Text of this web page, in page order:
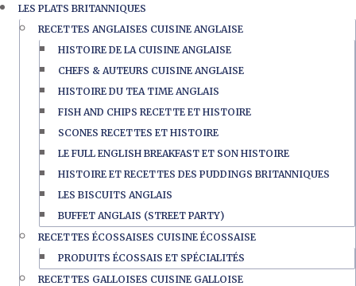
LES PLATS BRITANNIQUES
RECETTES ANGLAISES CUISINE ANGLAISE
HISTOIRE DE LA CUISINE ANGLAISE
CHEFS & AUTEURS CUISINE ANGLAISE
HISTOIRE DU TEA TIME ANGLAIS
FISH AND CHIPS RECETTE ET HISTOIRE
SCONES RECETTES ET HISTOIRE
LE FULL ENGLISH BREAKFAST ET SON HISTOIRE
HISTOIRE ET RECETTES DES PUDDINGS BRITANNIQUES
LES BISCUITS ANGLAIS
BUFFET ANGLAIS (STREET PARTY)
RECETTES ÉCOSSAISES CUISINE ÉCOSSAISE
PRODUITS ÉCOSSAIS ET SPÉCIALITÉS
RECETTES GALLOISES CUISINE GALLOISE